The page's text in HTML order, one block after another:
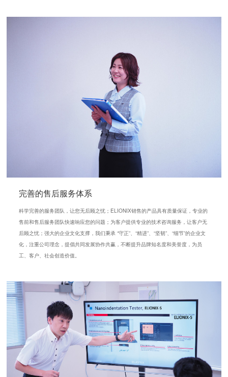
完善的售后服务体系
科学完善的服务团队，让您无后顾之忧；ELIONIX销售的产品具有质量保证，专业的
售前和售后服务团队快速响应您的问题；为客户提供专业的技术咨询服务，让客户无
后顾之忧；强大的企业文化支撑，我们秉承 “守正”、“精进”、“坚韧”、“细节”的企业文
化，注重公司理念，提倡共同发展协作共赢，不断提升品牌知名度和美誉度，为员
工、客户、社会创造价值。